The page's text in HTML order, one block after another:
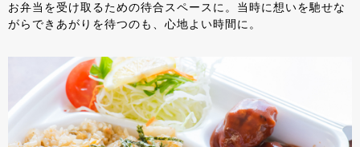
お弁当を受け取るための待合スペースに。当時に想いを馳せな
がらできあがりを待つのも、心地よい時間に。